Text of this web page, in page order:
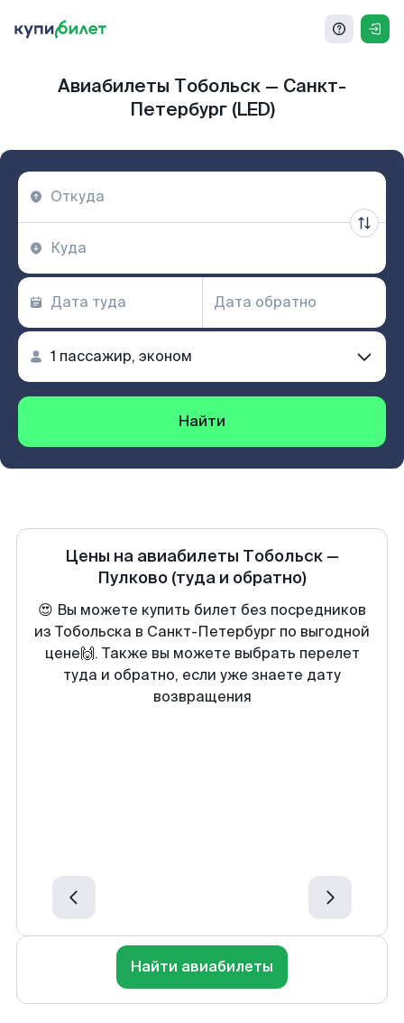
Авиабилеты Тобольск — Санкт-
Петербург (LED)
Найти
Цены на авиабилеты Тобольск —
Пулково (туда и обратно)
😍 Вы можете купить билет без посредников
из Тобольска в Санкт-Петербург по выгодной
цене🙌. Также вы можете выбрать перелет
туда и обратно, если уже знаете дату
возвращения
Найти авиабилеты